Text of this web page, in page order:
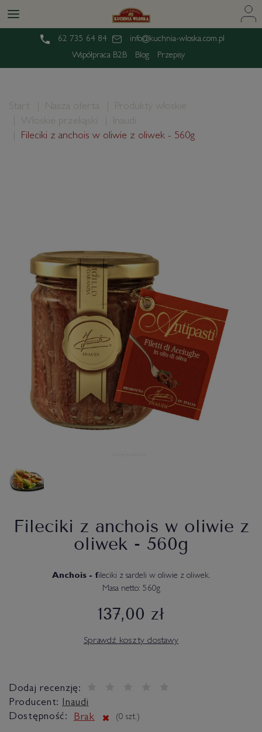
62 735 64 84
info@kuchnia-wloska.com.pl
Współpraca B2B
Blog Przepisy
Start Nasza oferta
Produkty włoskie
Włoskie przekąski
Inaudi
Fileciki z anchois w oliwie z oliwek - 560g
Fileciki z anchois w oliwie z
oliwek - 560g
Anchois - fileciki z sardeli w oliwie z oliwek.
Masa netto: 560g
137,00 zł
Sprawdź koszty dostawy
Dodaj recenzję:
Producent: Inaudi
Dostępność:
Brak (0 szt.)